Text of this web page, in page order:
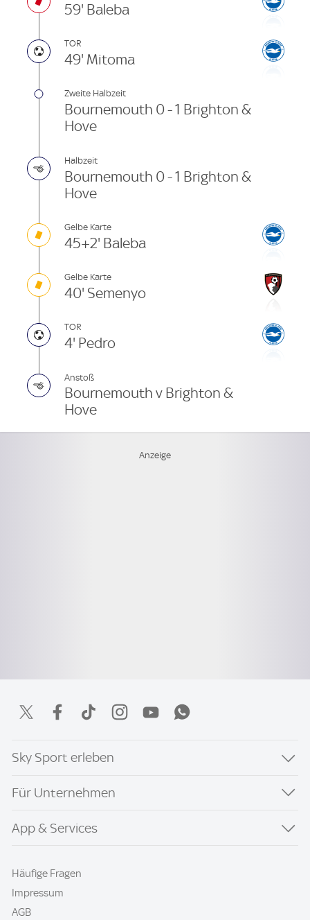
59' Baleba
TOR
49' Mitoma
Zweite Halbzeit
Bournemouth 0 - 1 Brighton &
Hove
Halbzeit
Bournemouth 0 - 1 Brighton &
Hove
Gelbe Karte
45+2' Baleba
Gelbe Karte
40' Semenyo
TOR
4' Pedro
Anstoß
Bournemouth v Brighton &
Hove
Sky Sport erleben
Für Unternehmen
App & Services
Häufige Fragen
Impressum
AGB